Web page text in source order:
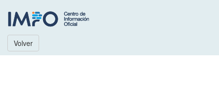
Volver